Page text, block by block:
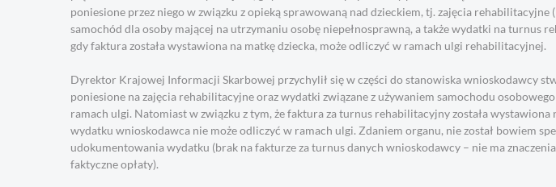
poniesione przez niego w związku z opieką sprawowaną nad dzieckiem, tj. zajęcia rehabilitacyjne
samochód dla osoby mającej na utrzymaniu osobę niepełnosprawną, a także wydatki na turnus
gdy faktura została wystawiona na matkę dziecka, może odliczyć w ramach ulgi rehabilitacyjnej.
Dyrektor Krajowej Informacji Skarbowej przychylił się w części do stanowiska wnioskodawcy
poniesione na zajęcia rehabilitacyjne oraz wydatki związane z używaniem samochodu
ramach ulgi. Natomiast w związku z tym, że faktura za turnus rehabilitacyjny została wystawiona
wydatku wnioskodawca nie może odliczyć w ramach ulgi. Zdaniem organu, nie został bowiem
udokumentowania wydatku (brak na fakturze za turnus danych wnioskodawcy – nie ma
faktyczne opłaty).